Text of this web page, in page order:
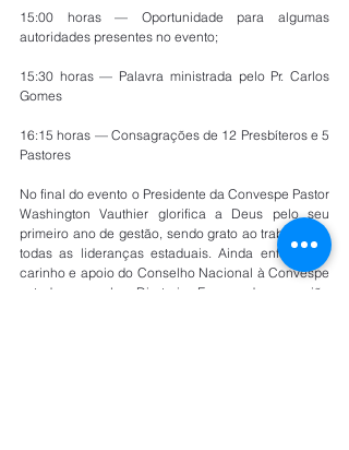
15:00 horas — Oportunidade para algumas
autoridades presentes no evento;
15:30 horas — Palavra ministrada pelo Pr. Carlos
Gomes
16:15 horas — Consagrações de 12 Presbíteros e 5
Pastores
No final do evento o Presidente da Convespe Pastor
Washington Vauthier glorifica a Deus pelo seu
primeiro ano de gestão, sendo grato ao trabalho de
todas as lideranças estaduais. Ainda enfatizou o
carinho e apoio do Conselho Nacional à Convespe
e toda sua nobre Diretoria. Encerando a reunião